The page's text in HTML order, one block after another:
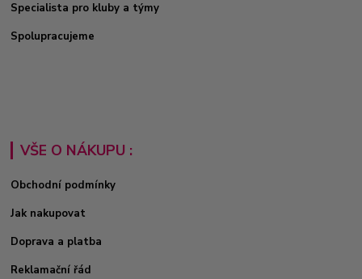
Specialista pro kluby a týmy
Spolupracujeme
VŠE O NÁKUPU :
Obchodní podmínky
Jak nakupovat
Doprava a platba
Reklamační řád